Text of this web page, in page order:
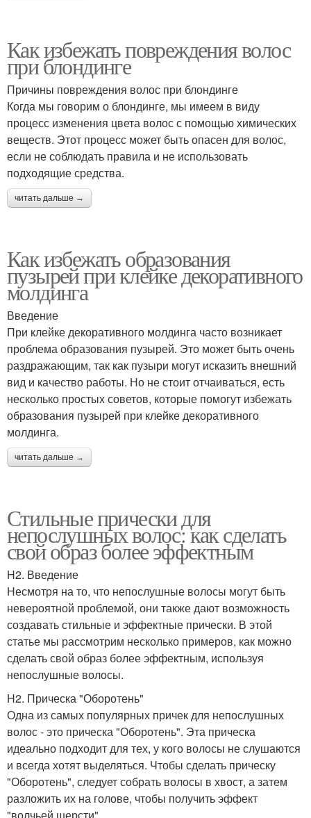
Как избежать повреждения волос
при блондинге
Причины повреждения волос при блондинге
Когда мы говорим о блондинге, мы имеем в виду
процесс изменения цвета волос с помощью химических
веществ. Этот процесс может быть опасен для волос,
если не соблюдать правила и не использовать
подходящие средства.
читать дальше →
Как избежать образования
пузырей при клейке декоративного
молдинга
Введение
При клейке декоративного молдинга часто возникает
проблема образования пузырей. Это может быть очень
раздражающим, так как пузыри могут исказить внешний
вид и качество работы. Но не стоит отчаиваться, есть
несколько простых советов, которые помогут избежать
образования пузырей при клейке декоративного
молдинга.
читать дальше →
Стильные прически для
непослушных волос: как сделать
свой образ более эффектным
H2. Введение
Несмотря на то, что непослушные волосы могут быть
невероятной проблемой, они также дают возможность
создавать стильные и эффектные прически. В этой
статье мы рассмотрим несколько примеров, как можно
сделать свой образ более эффектным, используя
непослушные волосы.
H2. Прическа "Оборотень"
Одна из самых популярных причек для непослушных
волос - это прическа "Оборотень". Эта прическа
идеально подходит для тех, у кого волосы не слушаются
и всегда хотят выделяться. Чтобы сделать прическу
"Оборотень", следует собрать волосы в хвост, а затем
разложить их на голове, чтобы получить эффект